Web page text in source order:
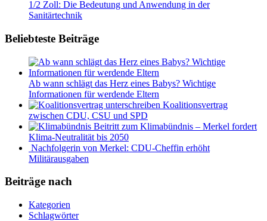
1/2 Zoll: Die Bedeutung und Anwendung in der
Sanitärtechnik
Beliebteste Beiträge
Ab wann schlägt das Herz eines Babys? Wichtige
Informationen für werdende Eltern
Koalitionsvertrag
zwischen CDU, CSU und SPD
Beitritt zum Klimabündnis – Merkel fordert
Klima-Neutralität bis 2050
Nachfolgerin von Merkel: CDU-Cheffin erhöht
Militärausgaben
Beiträge nach
Kategorien
Schlagwörter